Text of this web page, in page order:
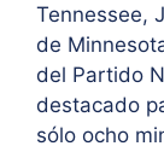
Tennessee,
de
del Partido
destacado
sólo ocho